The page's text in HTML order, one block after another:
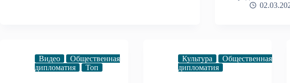
Видео
Общественная
дипломатия
Топ
Культура
Общественная
дипломатия